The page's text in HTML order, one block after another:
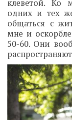
клеветой. Ко
одних и тех
общаться с
мне и
50-60. Они